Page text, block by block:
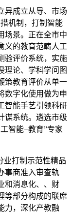
成立从导、市场
机制，打制智能
场景。正在全市中
义的教育范畴人工
验评价系统，实施
理论、学科学问图
策教育评价从单一
数字化使用做为申
智能手艺引领科研
谋系统。遴选市级
智能+教育”专家
打制示范性精品
事商准入审查轨
和消息化、、财
等部分构成的联席
力，深化产教融